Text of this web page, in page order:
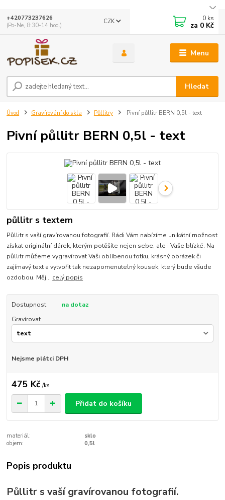
Menu
CZK
Hledat
+420773237626
(Po-Ne, 8:30-14 hod.)
0 ks
za 0 Kč
Úvod Gravírování do skla Půllitry Pivní půllitr BERN 0,5l - text
Pivní půllitr BERN 0,5l - text
půllitr s textem
Půllitr s vaší gravírovanou fotografií. Rádi Vám nabízíme unikátní možnost
získat originální dárek, kterým potěšíte nejen sebe, ale i Vaše blízké. Na
půllitr můžeme vygravírovat Vaši oblíbenou fotku, krásný obrázek či
zajímavý text a vytvořit tak nezapomenutelný kousek, který bude všude
ozdobou. Měj... celý popis
Dostupnost
na dotaz
Gravírovat
Nejsme plátci DPH
475 Kč /ks
Přidat do košíku
materiál:
sklo
objem:
0,5l
Popis produktu
Půllitr s vaší gravírovanou fotografií.